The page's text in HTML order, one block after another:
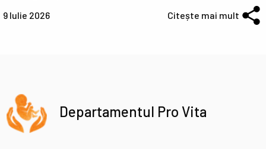
9 Iulie 2026 Citește mai mult
Departamentul Pro Vita